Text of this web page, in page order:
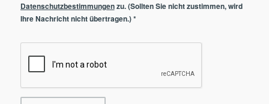
Datenschutzbestimmungenzu. (Sollten Sie nicht zustimmen, wird
Ihre Nachricht nicht übertragen.)*